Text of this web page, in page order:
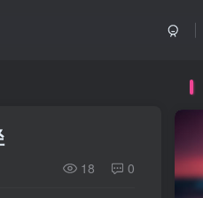
18 0